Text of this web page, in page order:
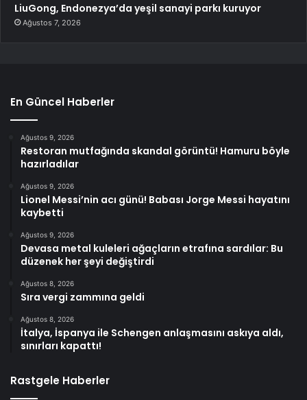
LiuGong, Endonezya’da yeşil sanayi parkı kuruyor
Ağustos 7, 2026
En Güncel Haberler
Ağustos 9, 2026
Restoran mutfağında skandal görüntü! Hamuru böyle
hazırladılar
Ağustos 9, 2026
Lionel Messi’nin acı günü! Babası Jorge Messi hayatını
kaybetti
Ağustos 9, 2026
Devasa metal kuleleri ağaçların etrafına sardılar: Bu
düzenek her şeyi değiştirdi
Ağustos 8, 2026
Sıra vergi zammına geldi
Ağustos 8, 2026
İtalya, İspanya ile Schengen anlaşmasını askıya aldı,
sınırları kapattı!
Rastgele Haberler